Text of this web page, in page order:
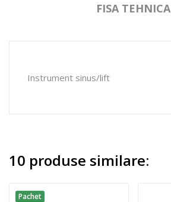
FISA TEHNICA
Instrument sinus/lift
10 produse similare:
Pachet